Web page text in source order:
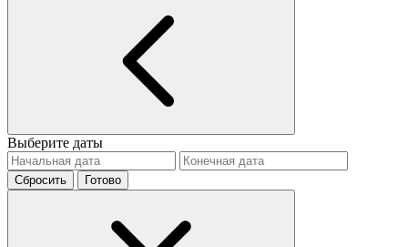
Выберите даты
Сбросить Готово